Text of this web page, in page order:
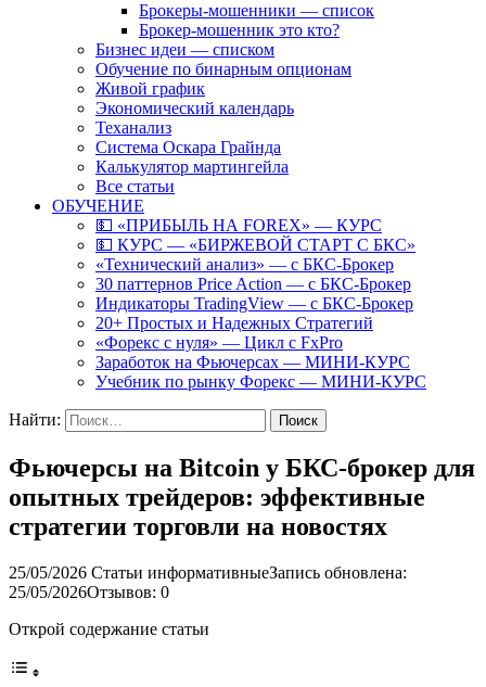
Брокеры-мошенники — список
Брокер-мошенник это кто?
Бизнес идеи — списком
Обучение по бинарным опционам
Живой график
Экономический календарь
Теханализ
Система Оскара Грайнда
Калькулятор мартингейла
Все статьи
ОБУЧЕНИЕ
💵 «ПРИБЫЛЬ НА FOREX» — КУРС
💵 КУРС — «БИРЖЕВОЙ СТАРТ С БКС»
«Технический анализ» — с БКС-Брокер
30 паттернов Price Action — с БКС-Брокер
Индикаторы TradingView — с БКС-Брокер
20+ Простых и Надежных Стратегий
«Форекс с нуля» — Цикл с FxPro
Заработок на Фьючерсах — МИНИ-КУРС
Учебник по рынку Форекс — МИНИ-КУРС
Найти:
Фьючерсы на Bitcoin у БКС-брокер для
опытных трейдеров: эффективные
стратегии торговли на новостях
25/05/2026 Статьи информативныеЗапись обновлена:
25/05/2026Отзывов: 0
Открой содержание статьи